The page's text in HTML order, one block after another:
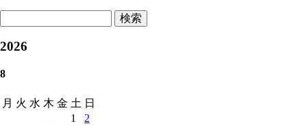
検索
2026
8
月 火 水 木 金 土 日
1
2